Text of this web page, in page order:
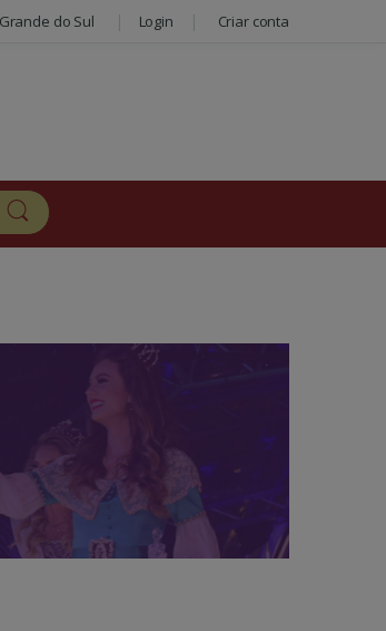
do Sul Login Criar conta